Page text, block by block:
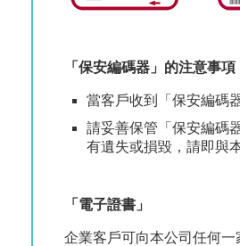
「保安編碼器」的注意事項
當客戶收到「保安編碼
請妥善保管「保安編碼
有遺失或損毀，請即與
「電子證書」
企業客戶可向本公司任何